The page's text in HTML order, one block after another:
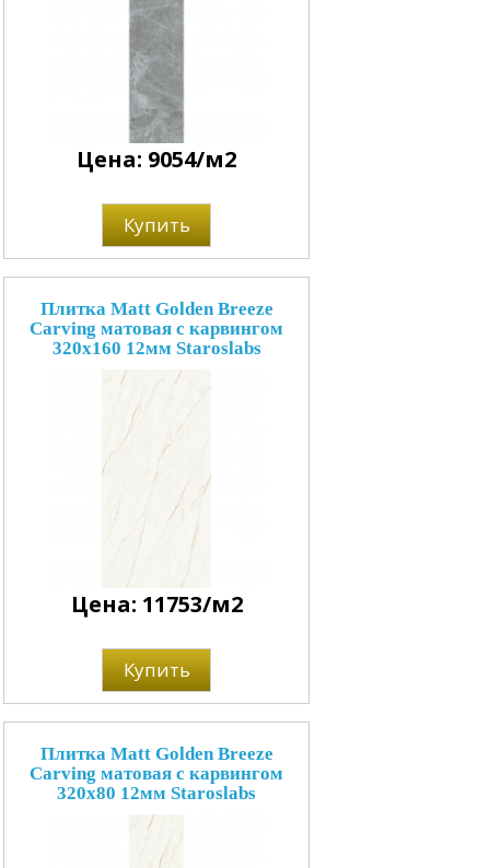
Цена: 9054/м2
Купить
Плитка Matt Golden Breeze
Carving матовая с карвингом
320x160 12мм Staroslabs
Цена: 11753/м2
Купить
Плитка Matt Golden Breeze
Carving матовая с карвингом
320x80 12мм Staroslabs